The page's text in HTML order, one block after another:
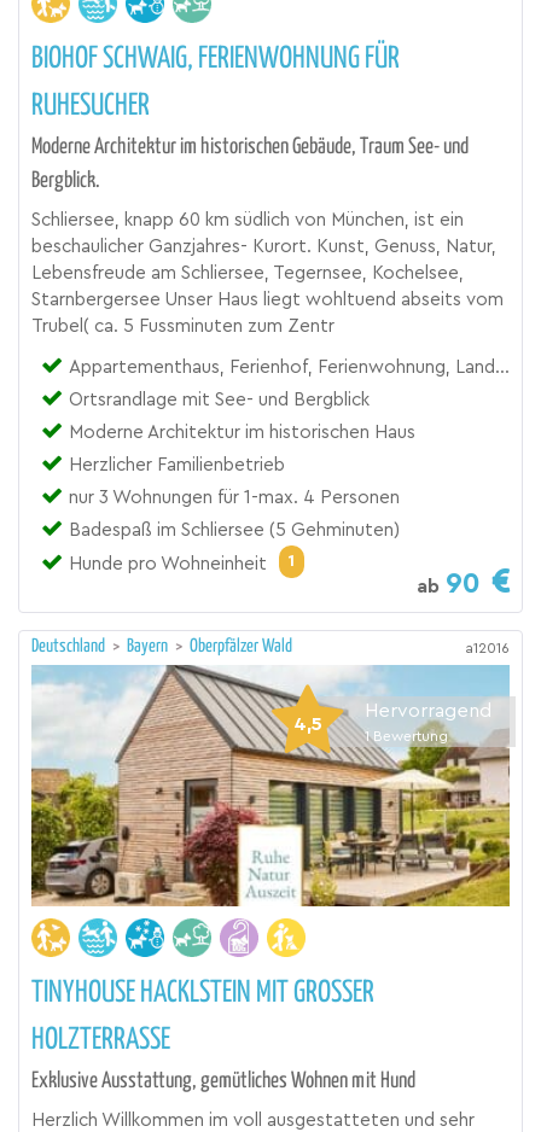
BIOHOF SCHWAIG, FERIENWOHNUNG FÜR
RUHESUCHER
Moderne Architektur im historischen Gebäude, Traum See- und
Bergblick.
Schliersee, knapp 60 km südlich von München, ist ein
beschaulicher Ganzjahres- Kurort. Kunst, Genuss, Natur,
Lebensfreude am Schliersee, Tegernsee, Kochelsee,
Starnbergersee Unser Haus liegt wohltuend abseits vom
Trubel( ca. 5 Fussminuten zum Zentr
Appartementhaus, Ferienhof, Ferienwohnung, Landgut
Ortsrandlage mit See- und Bergblick
Moderne Architektur im historischen Haus
Herzlicher Familienbetrieb
nur 3 Wohnungen für 1-max. 4 Personen
Badespaß im Schliersee (5 Gehminuten)
Hunde pro Wohneinheit
1
ab 90
Deutschland > Bayern > Oberpfälzer Wald a12016
4,5
Hervorragend
1 Bewertung
TINYHOUSE HACKLSTEIN MIT GROSSER H
OLZTERRASSE
Exklusive Ausstattung, gemütliches Wohnen mit Hund
Herzlich Willkommen im voll ausgestatteten und sehr